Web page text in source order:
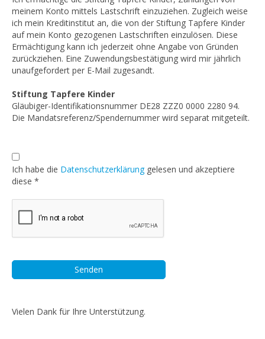
meinem Konto mittels Lastschrift einzuziehen. Zugleich weise
ich mein Kreditinstitut an, die von der Stiftung Tapfere Kinder
auf mein Konto gezogenen Lastschriften einzulösen. Diese
Ermächtigung kann ich jederzeit ohne Angabe von Gründen
zurückziehen. Eine Zuwendungsbestätigung wird mir jährlich
unaufgefordert per E-Mail zugesandt.
Stiftung Tapfere Kinder
Gläubiger-Identifikationsnummer DE28 ZZZ0 0000 2280 94.
Die Mandatsreferenz/Spendernummer wird separat mitgeteilt.
Ich habe die Datenschutzerklärunggelesen und akzeptiere
diese *
Vielen Dank für Ihre Unterstützung.